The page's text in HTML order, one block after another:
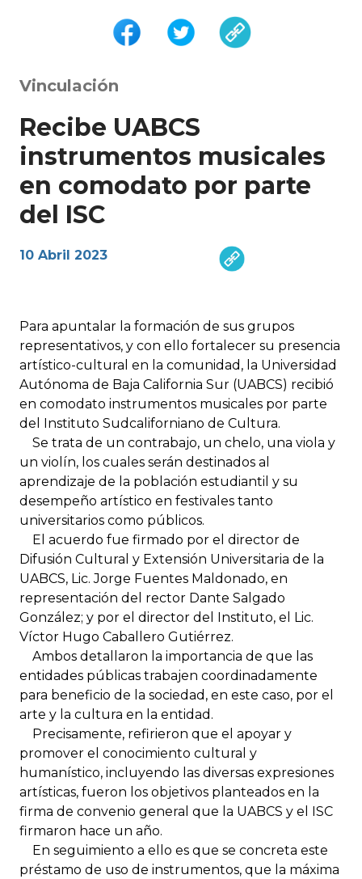
Vinculación
Recibe UABCS
instrumentos musicales
en comodato por parte
del ISC
10 Abril 2023
Para apuntalar la formación de sus grupos
representativos, y con ello fortalecer su presencia
artístico-cultural en la comunidad, la Universidad
Autónoma de Baja California Sur (UABCS) recibió
en comodato instrumentos musicales por parte
del Instituto Sudcaliforniano de Cultura.
Se trata de un contrabajo, un chelo, una viola y
un violín, los cuales serán destinados al
aprendizaje de la población estudiantil y su
desempeño artístico en festivales tanto
universitarios como públicos.
El acuerdo fue firmado por el director de
Difusión Cultural y Extensión Universitaria de la
UABCS, Lic. Jorge Fuentes Maldonado, en
representación del rector Dante Salgado
González; y por el director del Instituto, el Lic.
Víctor Hugo Caballero Gutiérrez.
Ambos detallaron la importancia de que las
entidades públicas trabajen coordinadamente
para beneficio de la sociedad, en este caso, por el
arte y la cultura en la entidad.
Precisamente, refirieron que el apoyar y
promover el conocimiento cultural y
humanístico, incluyendo las diversas expresiones
artísticas, fueron los objetivos planteados en la
firma de convenio general que la UABCS y el ISC
firmaron hace un año.
En seguimiento a ello es que se concreta este
préstamo de uso de instrumentos, que la máxima